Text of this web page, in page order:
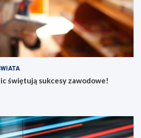
świętują sukcesy zawodowe!